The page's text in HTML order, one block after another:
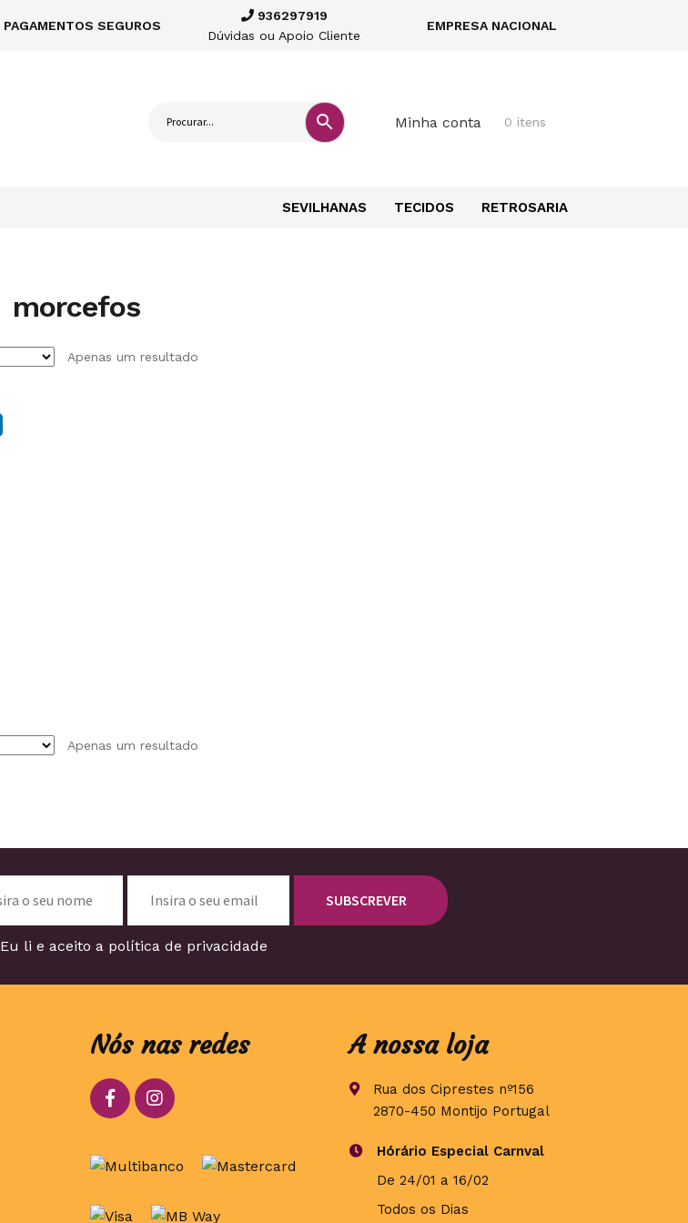
PAGAMENTOS SEGUROS
936297919
Dúvidas ou Apoio Cliente
EMPRESA NACIONAL
Minha conta 0 itens
SEVILHANAS TECIDOS RETROSARIA
morcefos
Apenas um resultado
Apenas um resultado
Eu li e aceito a política de privacidade
Nós nas redes A nossa loja
Rua dos Ciprestes nº156
2870-450 Montijo Portugal
Hórário Especial Carnval
De 24/01 a 16/02
Todos os Dias